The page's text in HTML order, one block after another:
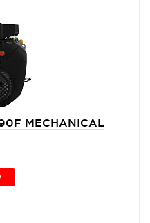
MECHANICAL